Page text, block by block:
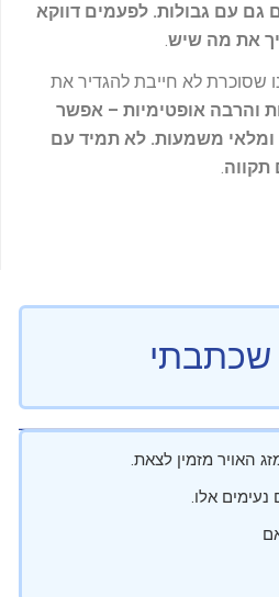
גם עם גבולות. לפעמים דווקא
את מה שיש.
שסוכרת לא חייבת להגדיר את
והרבה אופטימיות – אפשר
ומלאי משמעות. לא תמיד עם
.
האויר מזמין לצאת.
אלו.